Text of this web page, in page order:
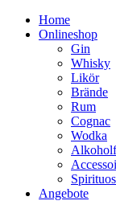
Home
Onlineshop
Gin
Whisky
Likör
Brände
Rum
Cognac
Wodka
Angebote